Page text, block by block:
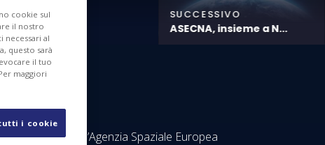
SUCCESSIVO
ASECNA, insieme a N...
contratto con l’Agenzia Spaziale Europea
cookie sul
il nostro
necessari al
questo sarà
il tuo
maggiori
i cookie